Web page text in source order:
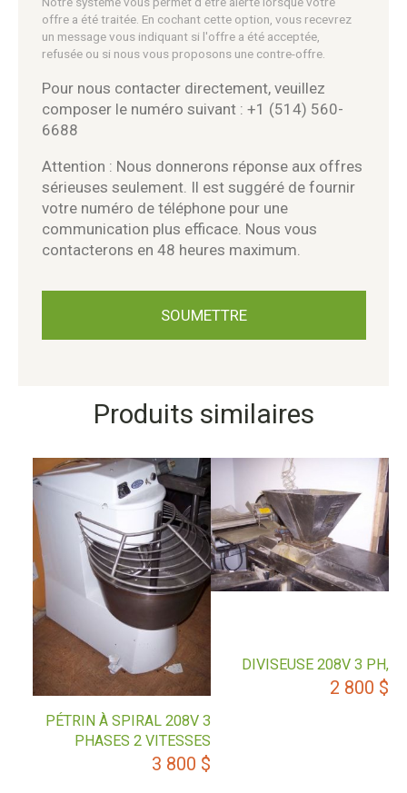
offre a été traitée. En cochant cette option, vous recevrez
un message vous indiquant si l'offre a été acceptée,
refusée ou si nous vous proposons une contre-offre.
Pour nous contacter directement, veuillez
composer le numéro suivant : +1 (514) 560-
6688
Attention : Nous donnerons réponse aux offres
sérieuses seulement. Il est suggéré de fournir
votre numéro de téléphone pour une
communication plus efficace. Nous vous
contacterons en 48 heures maximum.
Produits similaires
DIVISEUSE 208V 3 PH,
2 800 $
PÉTRIN À SPIRAL 208V 3
PHASES 2 VITESSES
3 800 $